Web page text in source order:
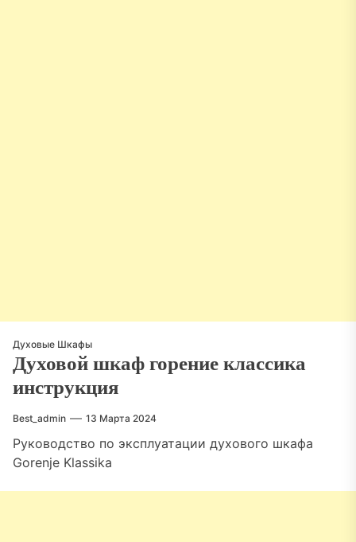
Духовые Шкафы
Духовой шкаф горение классика
инструкция
Best_admin 13 Марта 2024
Руководство по эксплуатации духового шкафа
Gorenje Klassika